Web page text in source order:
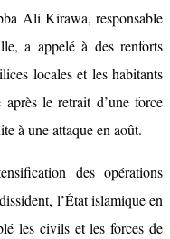
Ali Kirawa, responsable
a appelé à des renforts
locales et les habitants
après le retrait d’une force
à une attaque en août.
des opérations
l’État islamique en
les civils et les forces de